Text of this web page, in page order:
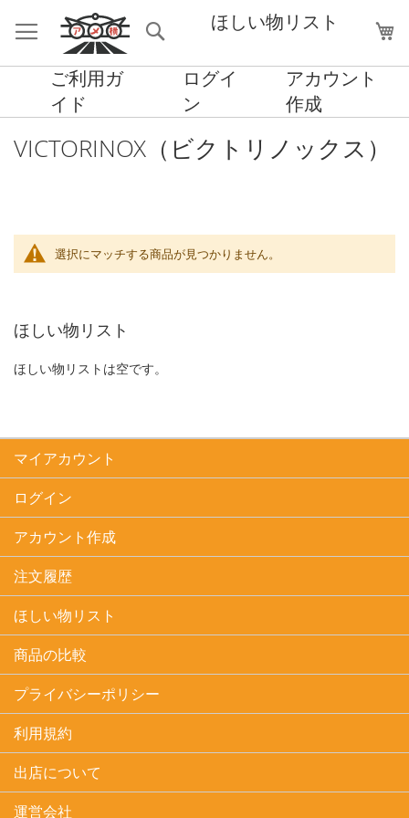
ほしい物リスト
ご利用ガ
イド
ログイ
ン
アカウント
作成
VICTORINOX（ビクトリノックス）
選択にマッチする商品が見つかりません。
ほしい物リスト
ほしい物リストは空です。
マイアカウント
ログイン
アカウント作成
注文履歴
ほしい物リスト
商品の比較
プライバシーポリシー
利用規約
出店について
運営会社